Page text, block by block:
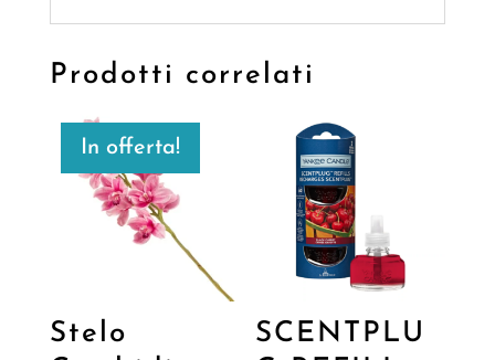
Prodotti correlati
In offerta!
Stelo
SCENTPLU